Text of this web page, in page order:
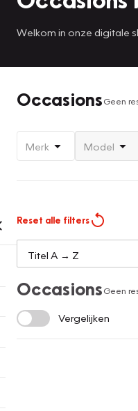
Welkom in onze digitale
OccasionsGeen
Merk Model
Reset alle filters
OccasionsGeen
Vergelijken